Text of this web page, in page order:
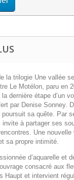
la trilogie Une vallée
Le Motélon, paru en
dernière étape d’un
par Denise Sonney.
poursuit sa quête. Par
invite à partager ses
Une nouvelle
sa propre intimité.
d’aquarelle et
consacré aux
Haupt et intervient